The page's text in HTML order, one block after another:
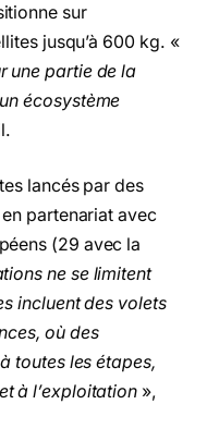
sur
jusqu’à 600 kg. «
une partie de la
écosystème
lancés par des
partenariat avec
(29 avec la
ne se limitent
incluent des volets
où des
toutes les étapes,
à l’exploitation »,